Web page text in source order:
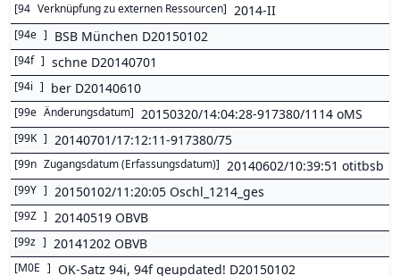
[94 Verknüpfung zu externen Ressourcen] 2014-II
[94e ] BSB München D20150102
[94f ] schne D20140701
[94i ] ber D20140610
[99e Änderungsdatum] 20150320/14:04:28-917380/1114 oMS
[99K ] 20140701/17:12:11-917380/75
[99n Zugangsdatum (Erfassungsdatum)] 20140602/10:39:51 otitbsb
[99Y ] 20150102/11:20:05 Oschl_1214_ges
[99Z ] 20140519 OBVB
[99z ] 20141202 OBVB
[M0E ] OK-Satz 94i, 94f geupdated! D20150102